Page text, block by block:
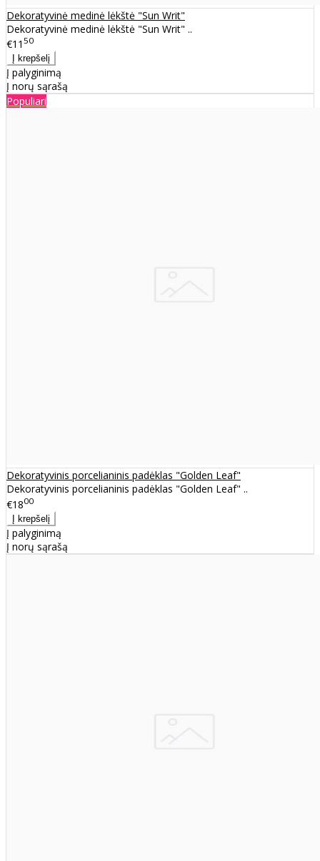
Dekoratyvinė medinė lėkštė "Sun Writ"
Dekoratyvinė medinė lėkštė "Sun Writ" ..
€11 50
Į palyginimą
Į norų sąrašą
Populiari
Dekoratyvinis porcelianinis padėklas "Golden Leaf"
Dekoratyvinis porcelianinis padėklas "Golden Leaf" ..
€1800
Į palyginimą
Į norų sąrašą